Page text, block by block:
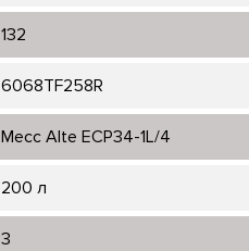
132
6068TF258R
Mecc Alte ECP34-1L/4
200 л
3